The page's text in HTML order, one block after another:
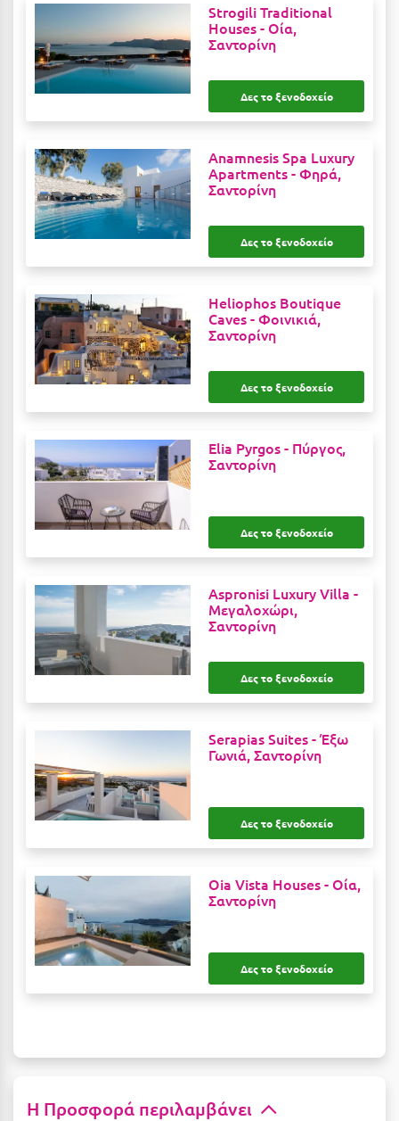
Μαραθώνας Αττικής
Μαρώνεια
Μεθώνη
Μεσολόγγι
Μεσσηνία
Μετέωρα
Μέτσοβο
Μήλος
Μονεμβασιά
Μουζάκι
Μπούκα Μεσσηνίας
Μύκονος
Μυστράς
Νάξος
Νέα Μάκρη
Νέα Στύρα Εύβοιας
Νέοι Πόροι Πιερίας
Ξυλόκαστρο
Strogili Traditional
Houses -Οία,
Σαντορίνη
Δες το ξενοδοχείο
Anamnesis Spa Luxury
Apartments -Φηρά,
Σαντορίνη
Δες το ξενοδοχείο
Heliophos Boutique
Caves -Φοινικιά,
Σαντορίνη
Δες το ξενοδοχείο
Elia Pyrgos - Πύργος,
Σαντορίνη
Δες το ξενοδοχείο
Aspronisi Luxury Villa -
Μεγαλοχώρι,
Σαντορίνη
Δες το ξενοδοχείο
Serapias Suites -Έξω
Γωνιά, Σαντορίνη
Δες το ξενοδοχείο
Oia Vista Houses -Οία,
Σαντορίνη
Δες το ξενοδοχείο
Η Προσφορά περιλαμβάνει